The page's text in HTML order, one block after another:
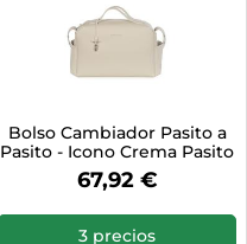
Bolso Cambiador Pasito a
Pasito - Icono Crema Pasito
a Pasito
67,92 €
3 precios